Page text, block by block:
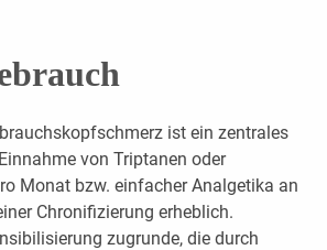
ist ein zentrales
von Triptanen oder
Monat bzw. einfacher Analgetika an
Chronifizierung erheblich.
zugrunde, die durch